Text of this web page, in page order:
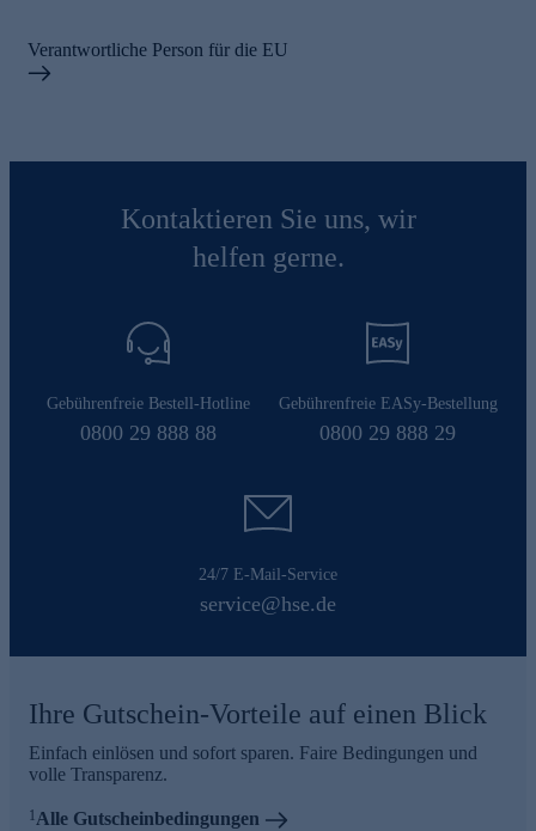
Verantwortliche Person für die EU
Kontaktieren Sie uns, wir
helfen gerne.
Gebührenfreie Bestell-Hotline
0800 29 888 88
Gebührenfreie EASy-Bestellung
0800 29 888 29
24/7 E-Mail-Service
service@hse.de
Ihre Gutschein-Vorteile auf einen Blick
Einfach einlösen und sofort sparen. Faire Bedingungen und
volle Transparenz.
1 Alle Gutscheinbedingungen